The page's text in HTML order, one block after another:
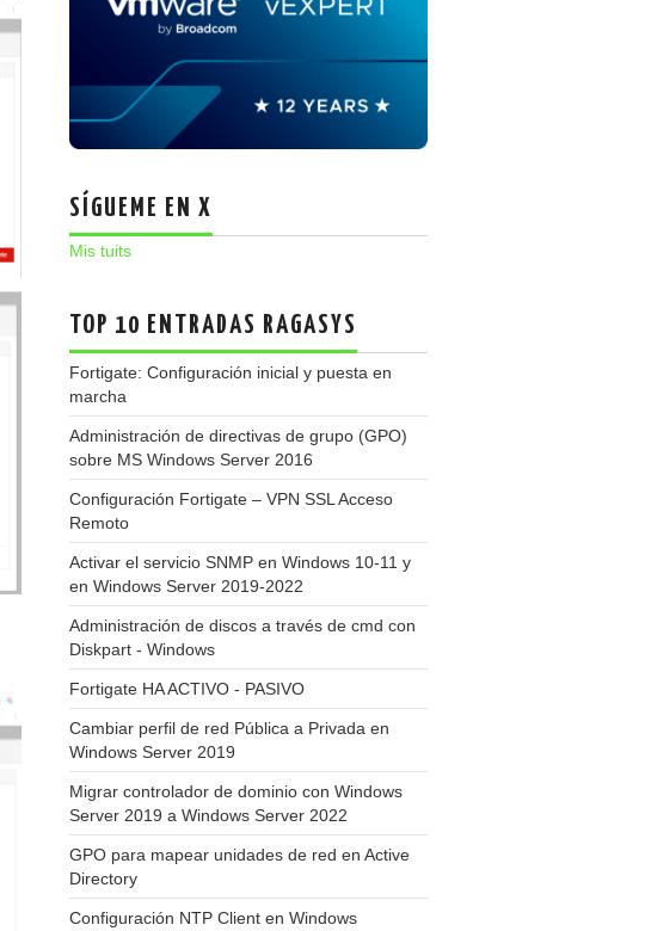
SÍGUEME EN X
Mis tuits
TOP 10 ENTRADAS RAGASYS
Fortigate: Configuración inicial y puesta en
marcha
Administración de directivas de grupo (GPO)
sobre MS Windows Server 2016
Configuración Fortigate – VPN SSL Acceso
Remoto
Activar el servicio SNMP en Windows 10-11 y
en Windows Server 2019-2022
Administración de discos a través de cmd con
Diskpart - Windows
Fortigate HA ACTIVO - PASIVO
Cambiar perfil de red Pública a Privada en
Windows Server 2019
Migrar controlador de dominio con Windows
Server 2019 a Windows Server 2022
GPO para mapear unidades de red en Active
Directory
Configuración NTP Client en Windows